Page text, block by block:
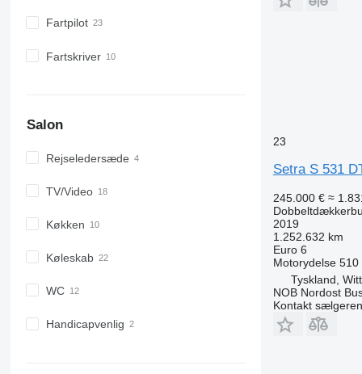
Fartpilot
Fartskriver
Salon
Rejseledersæde
TV/Video
Køkken
Køleskab
WC
Handicapvenlig
23
Setra S 531
245.000 € ≈
2019
1.252.632 km
Euro 6
Motorydelse 510
Tyskland,
NOB Nordost
Kontakt sælgeren